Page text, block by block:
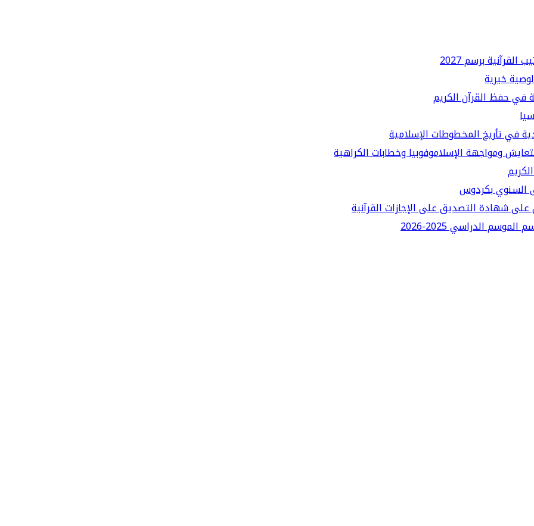
برسم 2027
خيرية
في حفظ القرآن الكريم
في تأريخ المخطوطات الإسلامية
ومواجهة الإسلاموفوبيا وخطابات الكراهية
السنوي بكردوس
شهادة التصديق على الإجازات القرآنية
الدراسي 2025-2026